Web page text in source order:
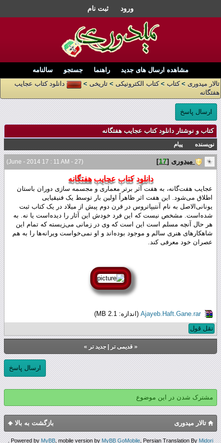
ورود ثبت نام
مشاهده ارسال های جدید راهنما جستجو
سالنامه
تالار میدوری >کتاب >کتاب الکترونیکی > تاریخی >
دانلود کتاب عجایب
هفتگانه
ارسال پاسخ
کتاب و نوشتار دانلود کتاب عجایب هفتگانه
نویسنده پیام
(27 - June - 2014 17 : 11 AM) میدوری [
17
]
دانلود کتاب عجایب هفتگانه
عجایب هفت‌گانه، به هفت اثر برتر معماری و مجسمه سازی دوران باستان
اطلاق می‌شود. این هفت اثر ظاهراً اولین بار توسط یک فنیقیایی
یونانی‌الاصل به نام آنتیپاتروس در قرن دوم پیش از میلاد در یک کتاب ثبت
شده‌است. مشخص نیست که این فرد خودش این آثار را دیده‌است یا نه. به
هر حال آنچه مسلم است این است که وی در زمانی می‌زیسته که تمام این
شاهکارهای هنری سالم و موجود بوده‌اند و او نمی‌خواست ویرانه‌ها را به هم
عصران خود معرفی کند.
Ajayeb.Haft.Gane.rar (اندازه: 2.1 MB)
نقل قول
«قدیمی تر |جدید تر »
ارسال پاسخ
مشترک شدن در این موضوع
بازگشت به بالا تالار میدوری
Powered byMyBB, mobile version byMyBB GoMobile, Persian Translation ByMidori
.